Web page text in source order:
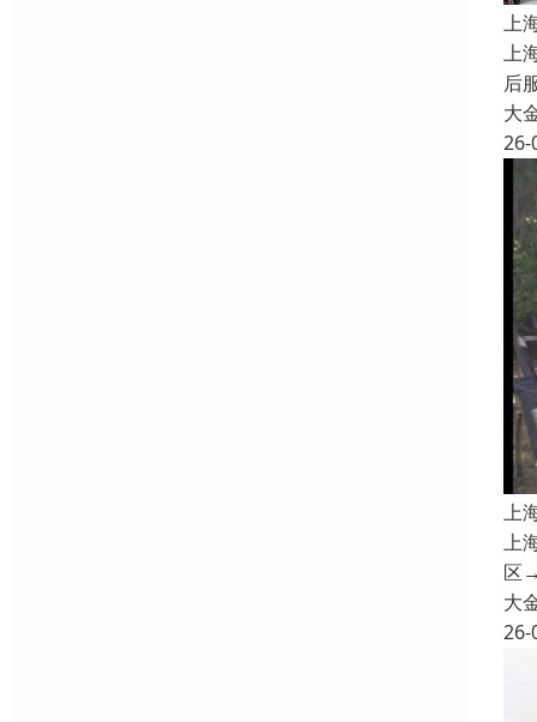
上
上
后
大
26-
上
上
区
大
26-